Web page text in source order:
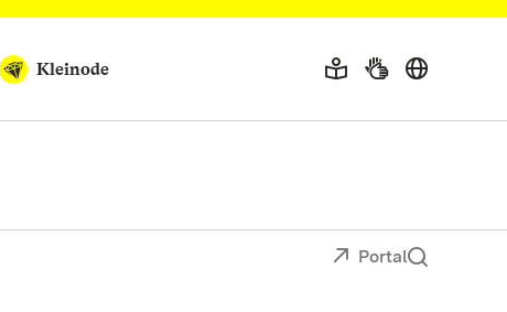
Kleinode
Portal